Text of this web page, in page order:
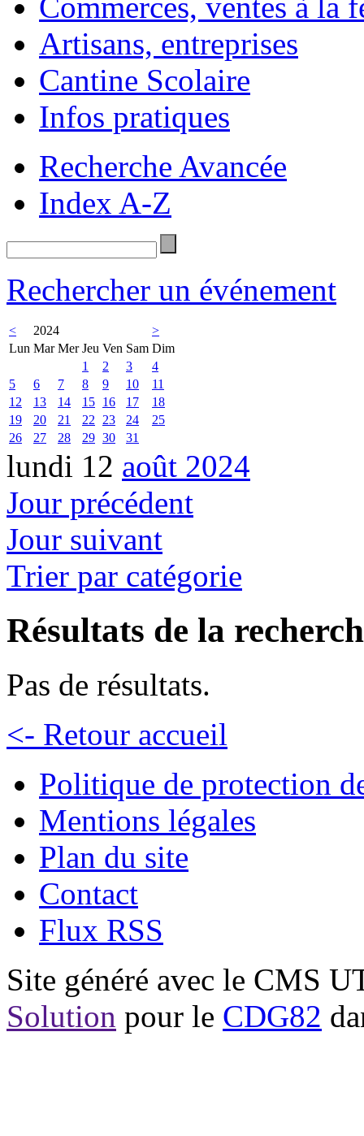
Artisans, entreprises
Cantine Scolaire
Infos pratiques
Recherche Avancée
Index A-Z
Rechercher un événement
< 2024
>
Lun Mar Mer Jeu Ven Sam Dim
1
2 3
4
5
6 7 8 9 10
11
12
13 14 15 16 17
18
19
20 21 22 23 24
25
26
27 28 29 30 31
lundi 12 août 2024
Jour précédent
Jour suivant
Trier par catégorie
Résultats de la
Pas de résultats.
<- Retour accueil
Politique de protection
Mentions légales
Plan du site
Contact
Flux RSS
Site généré avec le CMS
Solution pour le CDG82